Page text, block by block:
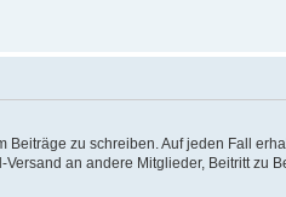
zu schreiben. Auf jeden Fall
an andere Mitglieder, Beitritt zu